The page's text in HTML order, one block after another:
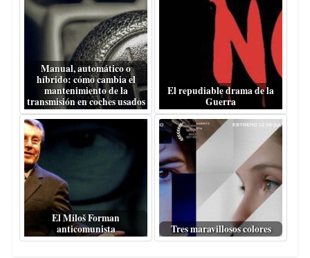
Manual, automático o
híbrido: cómo cambia el
mantenimiento de la
transmisión en coches usados
El repudiable drama de la
Guerra
El Miloš Forman
anticomunista
Tres maravillosos colores